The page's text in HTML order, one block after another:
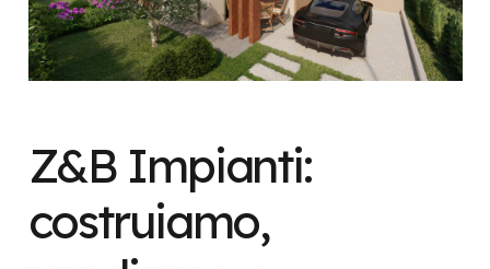
Z&B Impianti:
costruiamo,